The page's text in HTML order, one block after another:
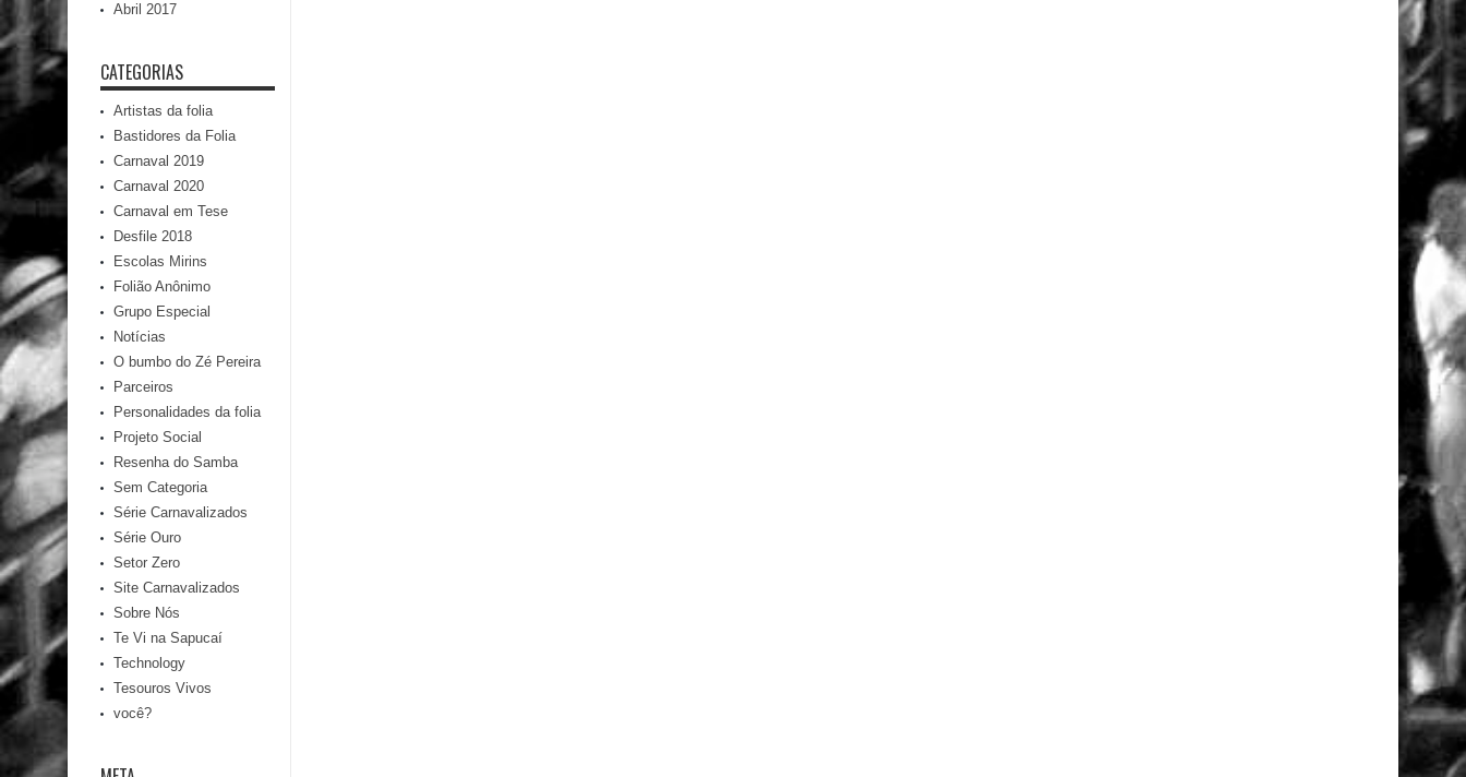
Abril 2017
CATEGORIAS
Artistas da folia
Bastidores da Folia
Carnaval 2019
Carnaval 2020
Carnaval em Tese
Desfile 2018
Escolas Mirins
Folião Anônimo
Grupo Especial
Notícias
O bumbo do Zé Pereira
Parceiros
Personalidades da folia
Projeto Social
Resenha do Samba
Sem Categoria
Série Carnavalizados
Série Ouro
Setor Zero
Site Carnavalizados
Sobre Nós
Te Vi na Sapucaí
Technology
Tesouros Vivos
você?